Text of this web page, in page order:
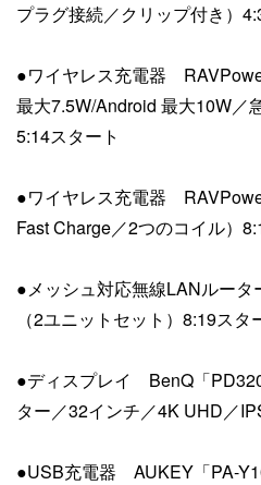
プラグ接続／クリップ付き）
●ワイヤレス充電器
最大7.5W/Android 最大10W／
5:14スタート
●ワイヤレス充電器
Fast Charge／2つのコイル）
●メッシュ対応無線LANルー
（2ユニットセット）8:19スタ
●ディスプレイ BenQ「
ター／32インチ／4K UHD／
●USB充電器 AUKEY「PA-